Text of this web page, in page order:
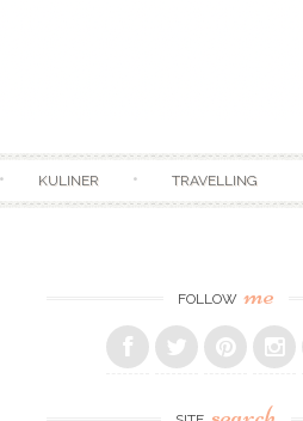
KULINER TRAVELLING
FOLLOW me